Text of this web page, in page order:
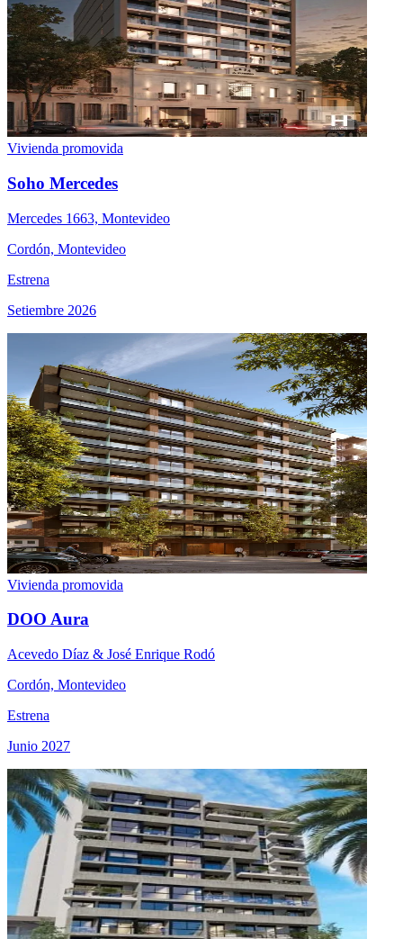
Vivienda promovida
Soho Mercedes
Mercedes 1663, Montevideo
Cordón, Montevideo
Estrena
Setiembre 2026
Vivienda promovida
DOO Aura
Acevedo Díaz & José Enrique Rodó
Cordón, Montevideo
Estrena
Junio 2027